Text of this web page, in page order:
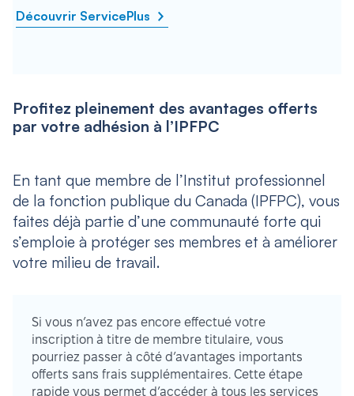
Découvrir ServicePlus
Profitez pleinement des avantages offerts
par votre adhésion à l’IPFPC
En tant que membre de l’Institut professionnel
de la fonction publique du Canada (IPFPC), vous
faites déjà partie d’une communauté forte qui
s’emploie à protéger ses membres et à améliorer
votre milieu de travail.
Si vous n’avez pas encore effectué votre
inscription à titre de membre titulaire, vous
pourriez passer à côté d’avantages importants
offerts sans frais supplémentaires. Cette étape
rapide vous permet d’accéder à tous les services